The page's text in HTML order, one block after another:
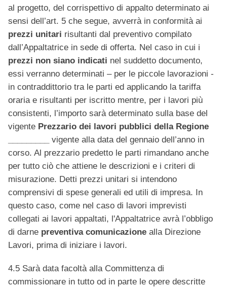
al progetto, del corrispettivo di appalto determinato ai
sensi dell’art. 5 che segue, avverrà in conformità ai
prezzi unitari risultanti dal preventivo compilato
dall’Appaltatrice in sede di offerta. Nel caso in cui i
prezzi non siano indicati nel suddetto documento,
essi verranno determinati – per le piccole lavorazioni -
in contraddittorio tra le parti ed applicando la tariffa
oraria e risultanti per iscritto mentre, per i lavori più
consistenti, l’importo sarà determinato sulla base del
vigente Prezzario dei lavori pubblici della Regione
vigente alla data del gennaio dell’anno in
corso. Al prezzario predetto le parti rimandano anche
per tutto ciò che attiene le descrizioni e i criteri di
misurazione. Detti prezzi unitari si intendono
comprensivi di spese generali ed utili di impresa. In
questo caso, come nel caso di lavori imprevisti
collegati ai lavori appaltati, l'Appaltatrice avrà l’obbligo
di darne preventiva comunicazione alla Direzione
Lavori, prima di iniziare i lavori.
4.5 Sarà data facoltà alla Committenza di
commissionare in tutto od in parte le opere descritte